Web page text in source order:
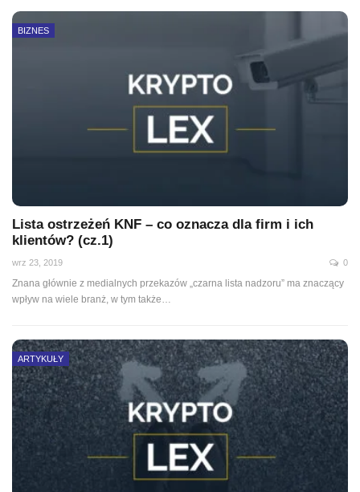
BIZNES
Lista ostrzeżeń KNF – co oznacza dla firm i ich
klientów? (cz.1)
wrz 23, 2019 0
Znana głównie z medialnych przekazów „czarna lista nadzoru” ma znaczący
wpływ na wiele branż, w tym także
ARTYKUŁY